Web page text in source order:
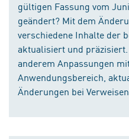
gültigen Fassung vom
geändert? Mit dem
verschiedene Inhalte der
aktualisiert und
anderem Anpassungen
Anwendungsbereich,
Änderungen bei Verweisen